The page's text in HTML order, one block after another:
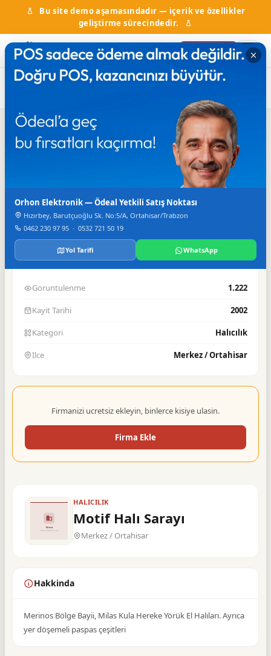
Bu site demo aşamasındadır — içerik ve özellikler
geliştirme sürecindedir.
Firma Ekle
Ana Sayfa Firma Rehberi Motif Halı Sarayı
HALICILIK
Motif Halı Sarayı
Merkez / Ortahisar
Hakkinda
Merinos Bölge Bayii, Milas Kula Hereke Yörük El Halıları. Ayrıca
yer döşemeli paspas çeşitleri
321 39 94
Bilgiler
Goruntulenme 1.222
Kayit Tarihi 2002
Kategori Halıcılık
Ilce Merkez / Ortahisar
Firmanizi ucretsiz ekleyin, binlerce kisiye ulasin.
Firma Ekle
Orhon Elektronik — Ödeal Yetkili Satış Noktası
Hızırbey, Barutçuoğlu Sk. No:5/A, Ortahisar/Trabzon
0462 230 97 95 · 0532 721 50 19
Yol Tarifi WhatsApp